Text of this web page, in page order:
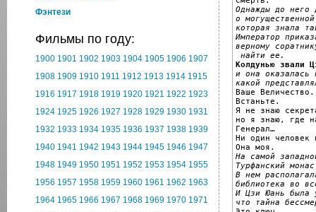
Фэнтези
Фильмы по году:
1900 1901 1902 1903 1904 1905 1906 1907
1908 1909 1910 1911 1912 1913 1914 1915
1916 1917 1918 1919 1920 1921 1922 1923
1924 1925 1926 1927 1928 1929 1930 1931
1932 1933 1934 1935 1936 1937 1938 1939
1940 1941 1942 1943 1944 1945 1946 1947
1948 1949 1950 1951 1952 1953 1954 1955
1956 1957 1958 1959 1960 1961 1962 1963
1964 1965 1966 1967 1968 1969 1970 1971
Однажды до него
о
которая знала
Император
верному
найти ее.
Колдунью
и она оказалась
какой
Ваше
Встаньте.
Я не знаю
но я знаю, где
Генерал…
Ни один человек
На самой
Турфанский
В нем
библиотека во
И Цзи Юань была
что тайна